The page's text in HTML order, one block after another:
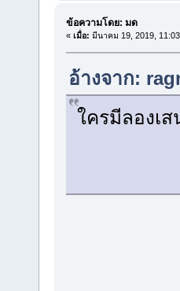
ข้อความโดย: มด
« เมื่อ: มีนาคม 19, 2019,
อ้างจาก:
ใครมีลองเส